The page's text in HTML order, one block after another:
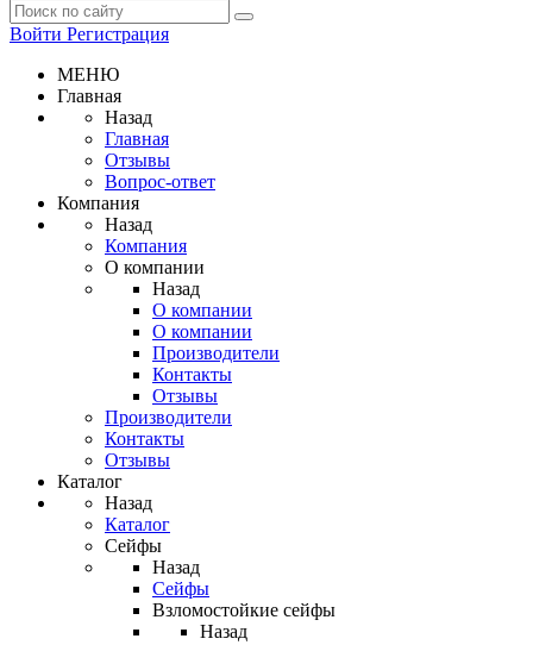
Войти Регистрация
МЕНЮ
Главная
Назад
Главная
Отзывы
Вопрос-ответ
Компания
Назад
Компания
О компании
Назад
О компании
О компании
Производители
Контакты
Отзывы
Производители
Контакты
Отзывы
Каталог
Назад
Каталог
Сейфы
Назад
Сейфы
Взломостойкие сейфы
Назад